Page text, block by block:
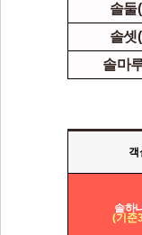
솔둘
솔셋
솔마